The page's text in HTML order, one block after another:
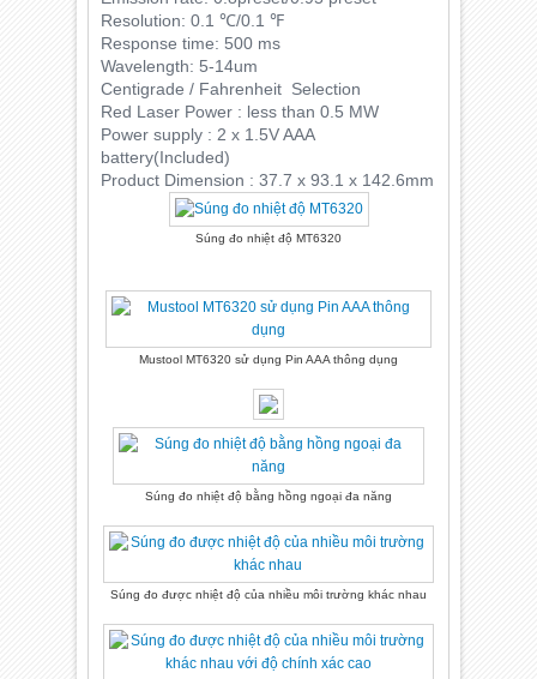
Resolution: 0.1 ℃/0.1 ℉
Response time: 500 ms
Wavelength: 5-14um
Centigrade / Fahrenheit Selection
Red Laser Power : less than 0.5 MW
Power supply : 2 x 1.5V AAA
battery(Included)
Product Dimension : 37.7 x 93.1 x 142.6mm
Súng đo nhiệt độ MT6320
Mustool MT6320 sử dụng Pin AAA thông dụng
Súng đo nhiệt độ bằng hồng ngoại đa năng
Súng đo được nhiệt độ của nhiều môi trường khác nhau